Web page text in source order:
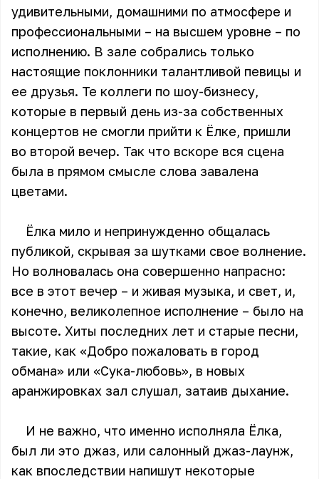
удивительными, домашними по атмосфере и
профессиональными – на высшем уровне – по
исполнению. В зале собрались только
настоящие поклонники талантливой певицы и
ее друзья. Те коллеги по шоу-бизнесу,
которые в первый день из-за собственных
концертов не смогли прийти к Ёлке, пришли
во второй вечер. Так что вскоре вся сцена
была в прямом смысле слова завалена
цветами.
Ёлка мило и непринужденно общалась
публикой, скрывая за шутками свое волнение.
Но волновалась она совершенно напрасно:
все в этот вечер – и живая музыка, и свет, и,
конечно, великолепное исполнение – было на
высоте. Хиты последних лет и старые песни,
такие, как «Добро пожаловать в город
обмана» или «Сука-любовь», в новых
аранжировках зал слушал, затаив дыхание.
И не важно, что именно исполняла Ёлка,
был ли это джаз, или салонный джаз-лаунж,
как впоследствии напишут некоторые